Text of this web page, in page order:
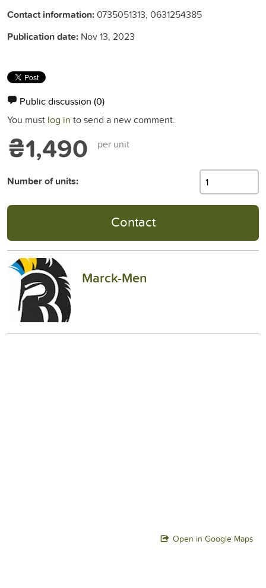
Contact information:0735051313, 0631254385
Publication date: Nov 13, 2023
Public discussion (0)
You must log in to send a new comment.
₴1,490 per unit
Number of units:
Contact
Marck-Men
Open in Google Maps